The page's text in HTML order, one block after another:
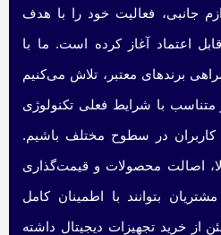
جانبی، فعالیت خود را با هدف
اعتماد آغاز کرده است. ما با
برندهای معتبر، تلاش می‌کنیم
متناسب با شرایط فعلی تکنولوژی
کاربران در سطوح مختلف باشیم.
اصالت محصولات و قیمت‌گذاری
بتوانند با اطمینان کامل
از خرید تجهیزات دیجیتال داشته